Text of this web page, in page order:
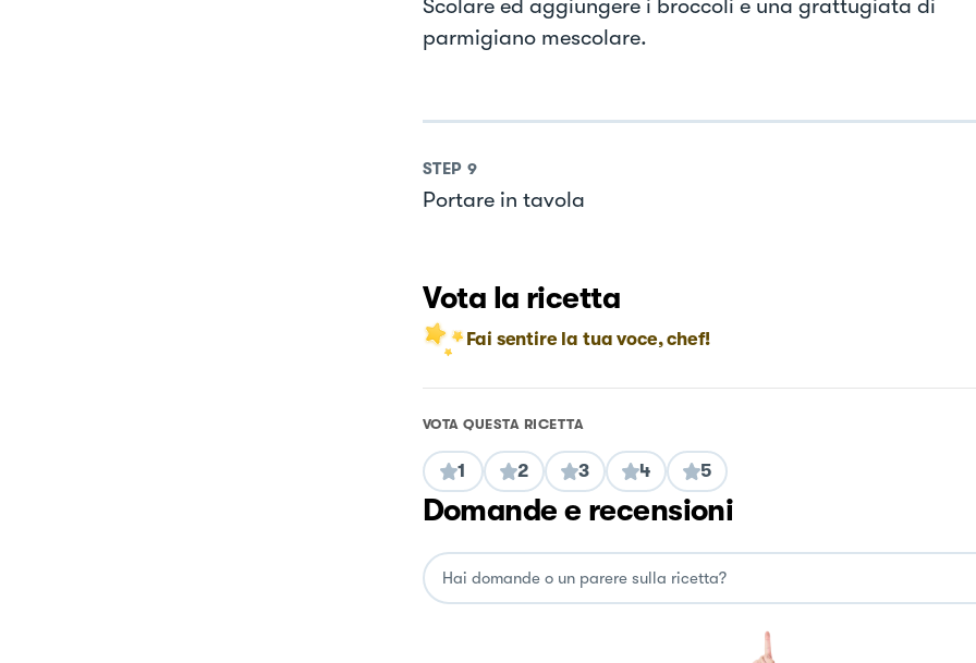
Scolare ed aggiungere i broccoli e una grattugiata di
parmigiano mescolare.
STEP 9
Portare in tavola
Vota la ricetta
Fai sentire la tua voce, chef!
VOTA QUESTA RICETTA
1 2 3 4 5
Domande e recensioni